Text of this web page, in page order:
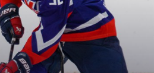
Толпар
Чайка
Дивизион Серебряный